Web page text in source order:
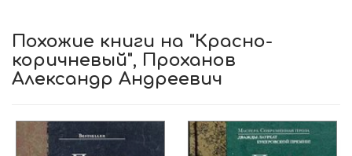
Похожие книги на "Красно-
коричневый", Проханов
Александр Андреевич